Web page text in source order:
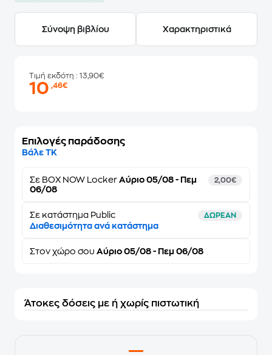
Σύνοψη βιβλίου Χαρακτηριστικά
Τιμή εκδότη : 13,90€
10,46€
Επιλογές παράδοσης
Βάλε ΤΚ
Σε BOX NOW Locker Αύριο 05/08 - Πεμ
06/08
2,00€
Σε κατάστημα Public ΔΩΡΕΑΝ
Διαθεσιμότητα ανά κατάστημα
Στον χώρο σου Αύριο 05/08 - Πεμ 06/08
Άτοκες δόσεις με ή χωρίς πιστωτική